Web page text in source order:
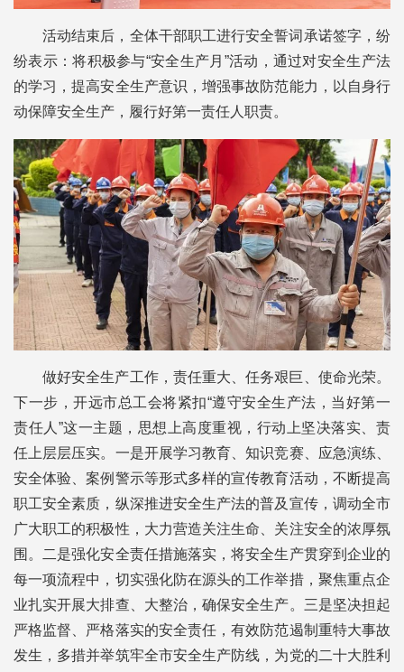
活动结束后，全体干部职工进行安全誓词承诺签字，纷
纷表示：将积极参与“安全生产月”活动，通过对安全生产法
的学习，提高安全生产意识，增强事故防范能力，以自身行
动保障安全生产，履行好第一责任人职责。
做好安全生产工作，责任重大、任务艰巨、使命光荣。
下一步，开远市总工会将紧扣“遵守安全生产法，当好第一
责任人”这一主题，思想上高度重视，行动上坚决落实、责
任上层层压实。一是开展学习教育、知识竞赛、应急演练、
安全体验、案例警示等形式多样的宣传教育活动，不断提高
职工安全素质，纵深推进安全生产法的普及宣传，调动全市
广大职工的积极性，大力营造关注生命、关注安全的浓厚氛
围。二是强化安全责任措施落实，将安全生产贯穿到企业的
每一项流程中，切实强化防在源头的工作举措，聚焦重点企
业扎实开展大排查、大整治，确保安全生产。三是坚决担起
严格监督、严格落实的安全责任，有效防范遏制重特大事故
发生，多措并举筑牢全市安全生产防线，为党的二十大胜利